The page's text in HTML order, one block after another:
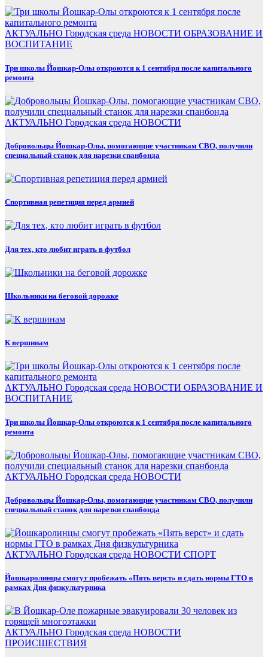
АКТУАЛЬНО Городская среда НОВОСТИ ОБРАЗОВАНИЕ И
ВОСПИТАНИЕ
Три школы Йошкар-Олы откроются к 1 сентября после капитального
ремонта
АКТУАЛЬНО Городская среда НОВОСТИ
Добровольцы Йошкар-Олы, помогающие участникам СВО, получили
специальный станок для нарезки спанбонда
Спортивная репетиция перед армией
Для тех, кто любит играть в футбол
Школьники на беговой дорожке
К вершинам
АКТУАЛЬНО Городская среда НОВОСТИ ОБРАЗОВАНИЕ И
ВОСПИТАНИЕ
Три школы Йошкар-Олы откроются к 1 сентября после капитального
ремонта
АКТУАЛЬНО Городская среда НОВОСТИ
Добровольцы Йошкар-Олы, помогающие участникам СВО, получили
специальный станок для нарезки спанбонда
АКТУАЛЬНО Городская среда НОВОСТИ СПОРТ
Йошкаролинцы смогут пробежать «Пять верст» и сдать нормы ГТО в
рамках Дня физкультурника
АКТУАЛЬНО Городская среда НОВОСТИ
ПРОИСШЕСТВИЯ